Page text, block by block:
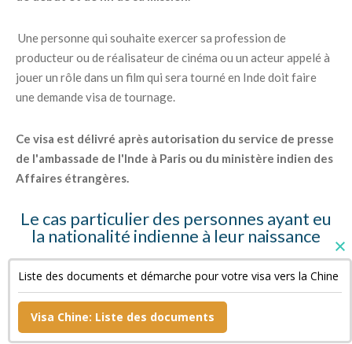
Une personne qui souhaite exercer sa profession de
producteur ou de réalisateur de cinéma ou un acteur appelé à
jouer un rôle dans un film qui sera tourné en Inde doit faire
une demande visa de tournage.
Ce visa est délivré après autorisation du service de presse
de l'ambassade de l'Inde à Paris ou du ministère indien des
Affaires étrangères.
Le cas particulier des personnes ayant eu
la nationalité indienne à leur naissance
Ces personnes doivent fournir des copies de leur « Surrender
Certificate » et de leur passeport indien annulé ainsi qu'une
déclaration sur l'honneur.
Liste des documents et démarche pour votre visa vers la Chine
Visa Chine: Liste des documents